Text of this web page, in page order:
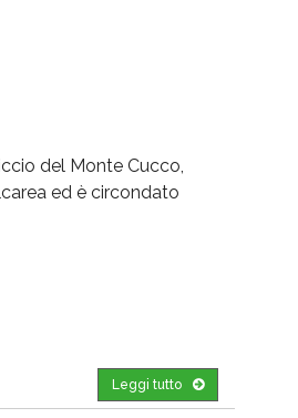
del Monte Cucco,
ed è circondato
Leggi tutto